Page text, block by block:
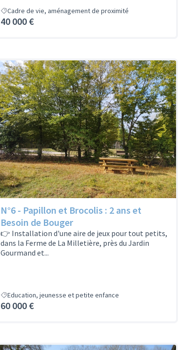
Cadre de vie, aménagement de proximité
40 000 €
N°6 - Papillon et Brocolis : 2 ans et
Besoin de Bouger
👉 Installation d'une aire de jeux pour tout petits,
dans la Ferme de La Milletière, près du Jardin
Gourmand et...
Education, jeunesse et petite enfance
60 000 €